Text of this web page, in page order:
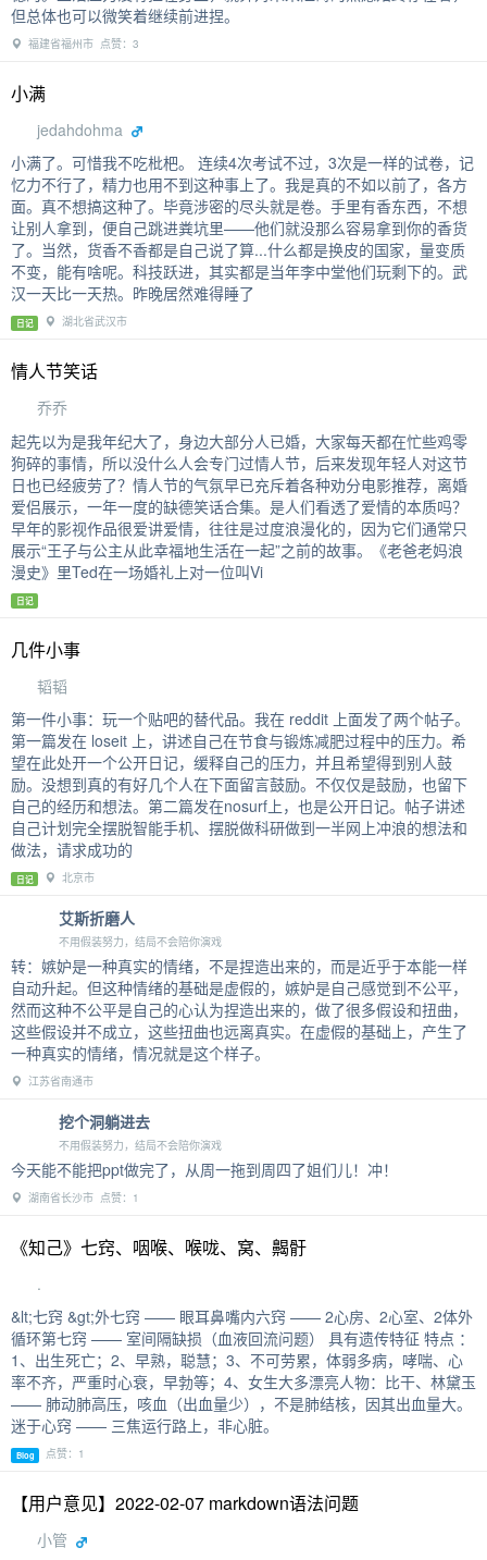
但总体也可以微笑着继续前进捏。
福建省福州市 点赞：3
小满
jedahdohma
小满了。可惜我不吃枇杷。 连续4次考试不过，3次是一样的试卷，记
忆力不行了，精力也用不到这种事上了。我是真的不如以前了，各方
面。真不想搞这种了。毕竟涉密的尽头就是卷。手里有香东西，不想
让别人拿到，便自己跳进粪坑里——他们就没那么容易拿到你的香货
了。当然，货香不香都是自己说了算...什么都是换皮的国家，量变质
不变，能有啥呢。科技跃进，其实都是当年李中堂他们玩剩下的。武
汉一天比一天热。昨晚居然难得睡了
日记 湖北省武汉市
情人节笑话
乔乔
起先以为是我年纪大了，身边大部分人已婚，大家每天都在忙些鸡零
狗碎的事情，所以没什么人会专门过情人节，后来发现年轻人对这节
日也已经疲劳了？情人节的气氛早已充斥着各种劝分电影推荐，离婚
爱侣展示，一年一度的缺德笑话合集。是人们看透了爱情的本质吗？
早年的影视作品很爱讲爱情，往往是过度浪漫化的，因为它们通常只
展示“王子与公主从此幸福地生活在一起”之前的故事。《老爸老妈浪
漫史》里Ted在一场婚礼上对一位叫Vi
日记
几件小事
韬韬
第一件小事：玩一个贴吧的替代品。我在 reddit 上面发了两个帖子。
第一篇发在 loseit 上，讲述自己在节食与锻炼减肥过程中的压力。希
望在此处开一个公开日记，缓释自己的压力，并且希望得到别人鼓
励。没想到真的有好几个人在下面留言鼓励。不仅仅是鼓励，也留下
自己的经历和想法。第二篇发在nosurf上，也是公开日记。帖子讲述
自己计划完全摆脱智能手机、摆脱做科研做到一半网上冲浪的想法和
做法，请求成功的
日记 北京市
艾斯折磨人
不用假装努力，结局不会陪你演戏
转：嫉妒是一种真实的情绪，不是捏造出来的，而是近乎于本能一样
自动升起。但这种情绪的基础是虚假的，嫉妒是自己感觉到不公平，
然而这种不公平是自己的心认为捏造出来的，做了很多假设和扭曲，
这些假设并不成立，这些扭曲也远离真实。在虚假的基础上，产生了
一种真实的情绪，情况就是这个样子。
江苏省南通市
挖个洞躺进去
不用假装努力，结局不会陪你演戏
今天能不能把ppt做完了，从周一拖到周四了姐们儿！冲！
湖南省长沙市 点赞：1
《知己》七窍、咽喉、喉咙、窝、齃骬
.
&lt;七窍 &gt;外七窍 —— 眼耳鼻嘴内六窍 —— 2心房、2心室、2体外
循环第七窍 —— 室间隔缺损（血液回流问题） 具有遗传特征 特点 ：
1、出生死亡；2、早熟，聪慧；3、不可劳累，体弱多病，哮喘、心
率不齐，严重时心衰，早勃等；4、女生大多漂亮人物：比干、林黛玉
—— 肺动肺高压，咳血（出血量少），不是肺结核，因其出血量大。
迷于心窍 —— 三焦运行路上，非心脏。
Blog 点赞：1
【用户意见】2022-02-07 markdown语法问题
小管